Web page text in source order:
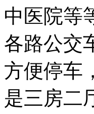
中医院等
各路公交
方便停车
是三房二